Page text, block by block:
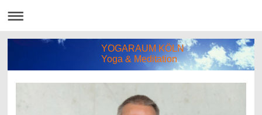
YOGARAUM KÖLN
Yoga & Meditation